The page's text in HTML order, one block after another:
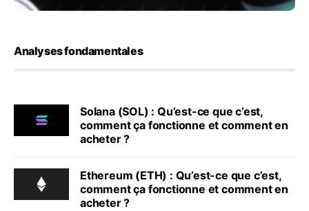
Analyses fondamentales
Solana (SOL) : Qu’est-ce que c’est,
comment ça fonctionne et comment en
acheter ?
Ethereum (ETH) : Qu’est-ce que c’est,
comment ça fonctionne et comment en
acheter ?